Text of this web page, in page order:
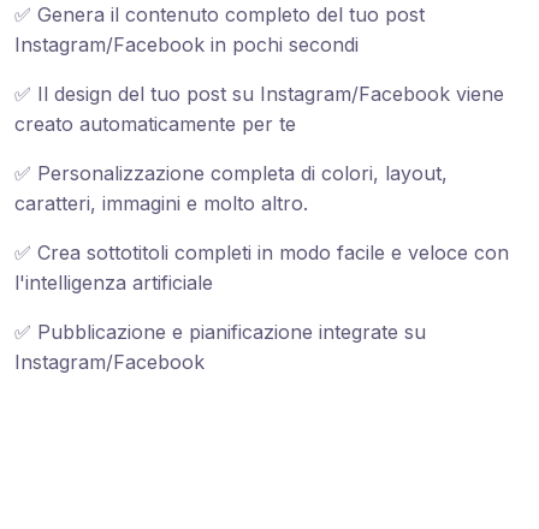
✅ Genera il contenuto completo del tuo post
Instagram/Facebook in pochi secondi
✅ Il design del tuo post su Instagram/Facebook viene
creato automaticamente per te
✅ Personalizzazione completa di colori, layout,
caratteri, immagini e molto altro.
✅ Crea sottotitoli completi in modo facile e veloce con
l'intelligenza artificiale
✅ Pubblicazione e pianificazione integrate su
Instagram/Facebook